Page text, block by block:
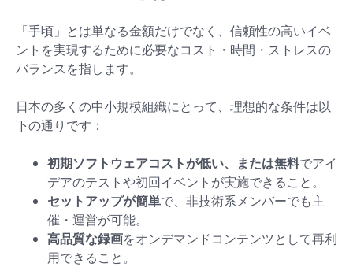
「手頃」とは単なる金額だけでなく、信頼性の高いイベ
ントを実現するために必要なコスト・時間・ストレスの
バランスを指します。
日本の多くの中小規模組織にとって、理想的な条件は以
下の通りです：
初期ソフトウェアコストが低い、または無料でアイ
デアのテストや初回イベントが実施できること。
セットアップが簡単で、非技術系メンバーでも主
催・運営が可能。
高品質な録画をオンデマンドコンテンツとして再利
用できること。